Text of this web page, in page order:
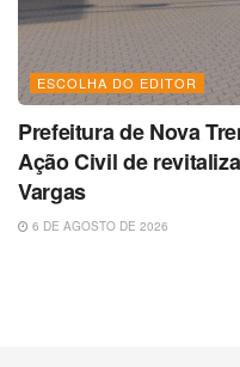
ESCOLHA DO EDITOR
Prefeitura de Nova
Ação Civil de
Vargas
6 DE AGOSTO DE 2026